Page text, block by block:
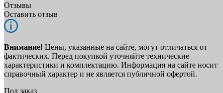
Отзывы
Оставить отзыв
Внимание! Цены, указанные на сайте, могут отличаться от
фактических. Перед покупкой уточняйте технические
характеристики и комплектацию. Информация на сайте носит
справочный характер и не является публичной офертой.
Под заказ